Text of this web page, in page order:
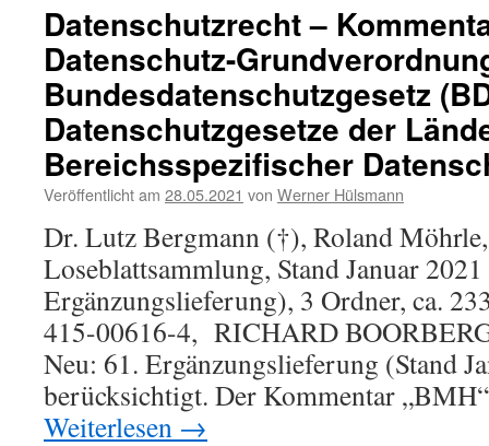
Datenschutzrecht –
Datenschutz-
Bundesdatenschutzgesetz
Datenschutzgesetze der
Bereichsspezifischer
Veröffentlicht am 28.05.2021 von Werner Hülsmann
Dr. Lutz Bergmann (†), Roland
Loseblattsammlung, Stand Januar
Ergänzungslieferung), 3 Ordner, ca.
415-00616-4, RICHARD
Neu: 61. Ergänzungslieferung (Stand
berücksichtigt. Der Kommentar
Weiterlesen →